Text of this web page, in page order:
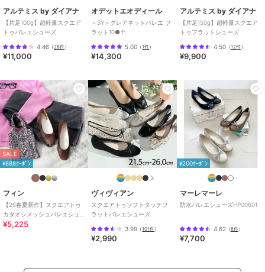
アルテミス by ダイアナ
【片足100g】超軽量スクエア
トゥバレエシューズ
4.46 （28件）
¥11,000
オデットエオディール
＜SY＞グレアネットバレエ フ
ラット10●↑
5.00 （1件）
¥14,300
アルテミス by ダイアナ
【片足150g】超軽量スクエア
トゥフラットシューズ
4.50（12件）
¥9,900
SALE
¥888ｸｰﾎﾟﾝ
フィン
【26春夏新作】スクエアトゥ
カタオシメッシュバレエシュ
ーズ【低反発スポンジ入り】
¥5,225
ヴィヴィアン
スクエアトゥソフトタッチフ
ラットバレエシューズ
3.99 （101件）
¥2,990
¥200ｸｰﾎﾟﾝ
マーレマーレ
防水バレエシューズHP00601
4.62 （8件）
¥7,700